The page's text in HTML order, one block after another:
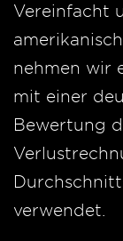
Vereinfacht
nehmen wir
mit einer
Bewertung
verwendet.